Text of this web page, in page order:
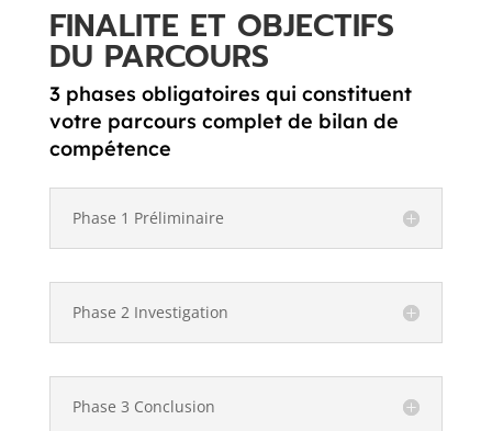
FINALITE ET OBJECTIFS
DU PARCOURS
3 phases obligatoires qui constituent
votre parcours complet de bilan de
compétence
Phase 1 Préliminaire
Phase 2 Investigation
Phase 3 Conclusion